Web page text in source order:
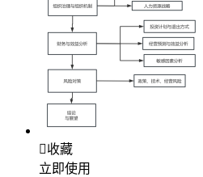
收藏
立即使用